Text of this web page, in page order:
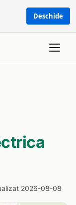
Deschide
2026-08-08